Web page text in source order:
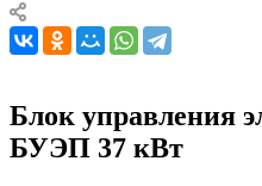
Блок управления
БУЭП 37 кВт